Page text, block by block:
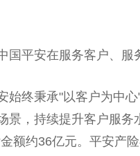
国平安在服务客户、服
始终秉承"以客户为中
景，持续提升客户服务
额约36亿元。 平安产